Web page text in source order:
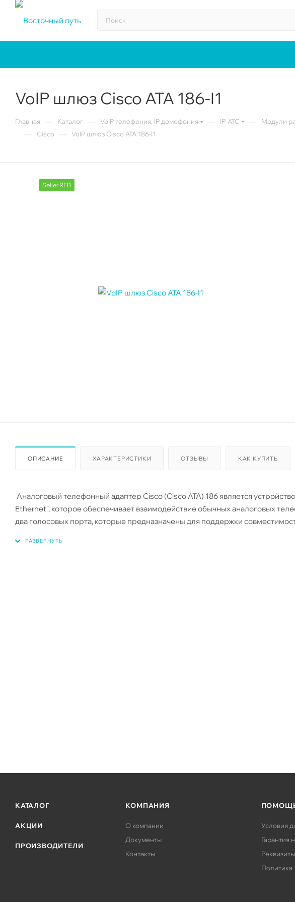
VoIP шлюз Cisco ATA 186-I1
Главная Каталог VoIP телефония, IP домофония IP-ATC Модули
Cisco VoIP шлюз Cisco ATA 186-I1
Seller RFB
ОПИСАНИЕ ХАРАКТЕРИСТИКИ ОТЗЫВЫ КАК КУПИТЬ
Аналоговый телефонный адаптер Cisco (Cisco ATA) 186 является
Ethernet", которое обеспечивает взаимодействие обычных аналоговых
два голосовых порта, которые предназначены для поддержки
с АТС, так как Cisco ATA 186 не может отправлять сигналы набора номера
КАТАЛОГ
АКЦИИ
ПРОИЗВОДИТЕЛИ
КОМПАНИЯ
О компании
Документы
Контакты
Условия
Гарантия
Реквизиты
Политика